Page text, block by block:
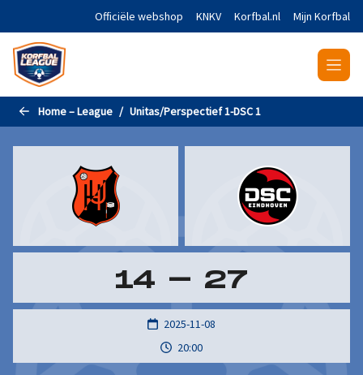
Naar de hoofdinhoud gaanOfficiële webshop KNKV Korfbal.nl Mijn Korfbal
Home – League Unitas/Perspectief 1-DSC 1
14 - 27
2025-11-08
20:00